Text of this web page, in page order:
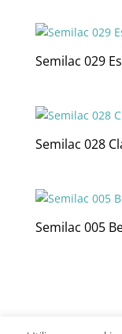
Semilac 029
Semilac 028
Semilac 005